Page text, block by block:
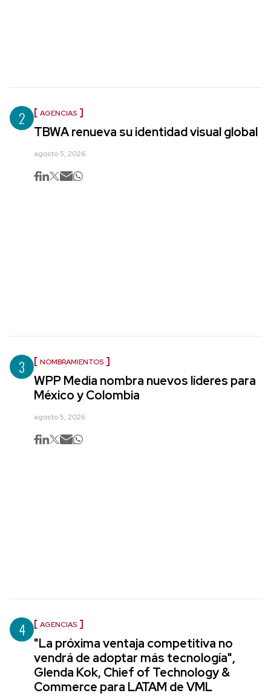
2 AGENCIAS
TBWA renueva su identidad visual global
agosto 5, 2026
3 NOMBRAMIENTOS
WPP Media nombra nuevos líderes para
México y Colombia
agosto 5, 2026
4 AGENCIAS
"La próxima ventaja competitiva no
vendrá de adoptar más tecnología",
Glenda Kok, Chief of Technology &
Commerce para LATAM de VML